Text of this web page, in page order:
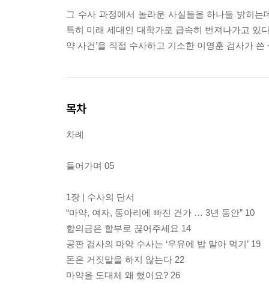
그 수사 과정에서 놀라운 사실들을 하나둘 밝히
특히 미래 세대인 대학가로 급속히 번져나가고 있
약 사건’을 직접 수사하고 기소한 이영훈 검사가
목차
차례
들어가며 05
1장 | 수사의 단서
“마약, 여자, 동아리에 빠진 건가 … 3년 동안” 10
합의금은 할부로 끊어주세요 14
공판 검사의 마약 수사는 ‘우유에 밥 말아 먹기’ 19
돈은 거짓말을 하지 않는다 22
마약을 도대체 왜 했어요? 26